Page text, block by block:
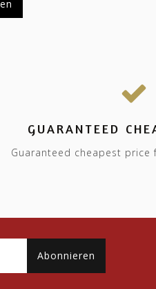
GUARANTEED
Guaranteed cheapest
Abonnieren